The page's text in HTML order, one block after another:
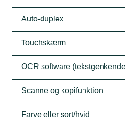
Auto-duplex
Touchskærm
OCR software
Scanne og kopifunktion
Farve eller sort/hvid